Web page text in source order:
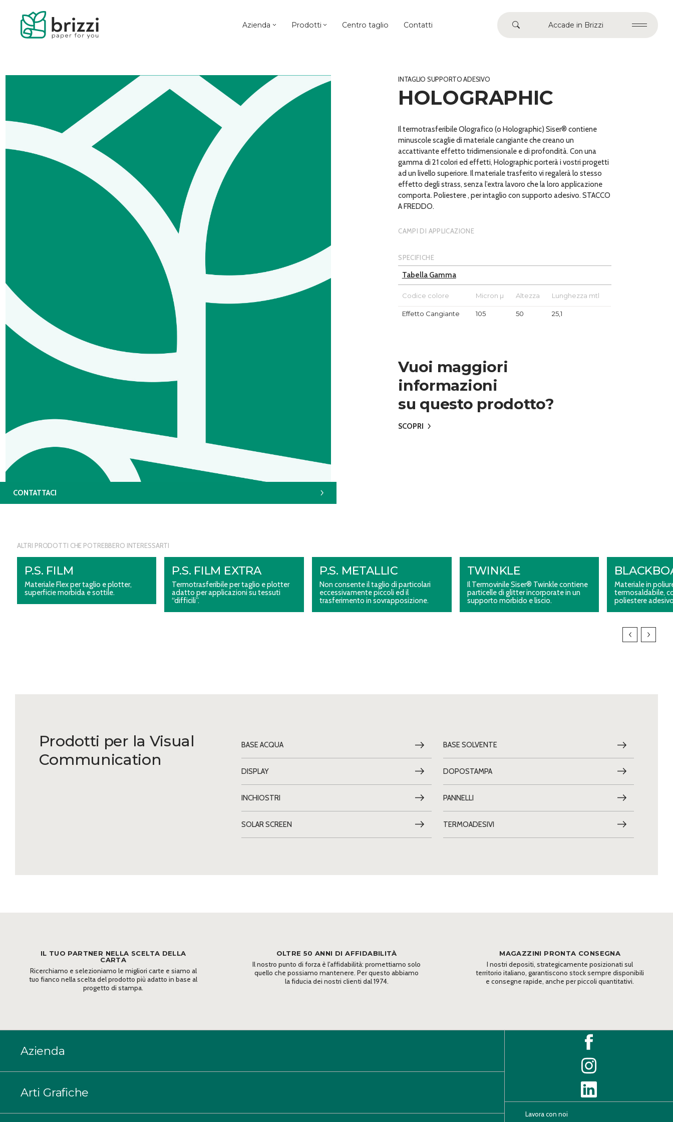
Azienda Prodotti Centro taglio Contatti Accade in Brizzi
CONTATTACI
INTAGLIO SUPPORTO ADESIVO
HOLOGRAPHIC
Il termotrasferibile Olografico (o Holographic) Siser® contiene
minuscole scaglie di materiale cangiante che creano un
accattivante effetto tridimensionale e di profondità. Con una
gamma di 21 colori ed effetti, Holographic porterà i vostri progetti
ad un livello superiore. Il materiale trasferito vi regalerà lo stesso
effetto degli strass, senza l’extra lavoro che la loro applicazione
comporta. Poliestere , per intaglio con supporto adesivo. STACCO
A FREDDO.
CAMPI DI APPLICAZIONE
SPECIFICHE
Tabella Gamma
Codice colore Micron µ Altezza Lunghezza mtl
Effetto Cangiante 105 50 25,1
Vuoi maggiori
informazioni
su questo prodotto?
SCOPRI
ALTRI PRODOTTI CHE POTREBBERO INTERESSARTI
P.S. FILM
Materiale Flex per taglio e plotter,
superficie morbida e sottile.
P.S. FILM EXTRA
Termotrasferibile per taglio e plotter
adatto per applicazioni su tessuti
“difficili”.
P.S. METALLIC
Non consente il taglio di particolari
eccessivamente piccoli ed il
trasferimento in sovrapposizione.
TWINKLE
Il Termovinile Siser® Twinkle contiene
particelle di glitter incorporate in un
supporto morbido e liscio.
Materiale in
termosaldabile,
poliestere
Prodotti per la Visual
Communication
BASE ACQUA BASE SOLVENTE
DISPLAY DOPOSTAMPA
INCHIOSTRI PANNELLI
SOLAR SCREEN TERMOADESIVI
IL TUO PARTNER NELLA SCELTA DELLA
CARTA
Ricerchiamo e selezioniamo le migliori carte e siamo al
tuo fianco nella scelta del prodotto più adatto in base al
progetto di stampa.
OLTRE 50 ANNI DI AFFIDABILITÀ
Il nostro punto di forza è l'affidabilità: promettiamo solo
quello che possiamo mantenere. Per questo abbiamo
la fiducia dei nostri clienti dal 1974.
MAGAZZINI PRONTA CONSEGNA
I nostri depositi, strategicamente posizionati sul
territorio italiano, garantiscono stock sempre disponibili
e consegne rapide, anche per piccoli quantitativi.
Azienda
Arti Grafiche
Lavora con noi